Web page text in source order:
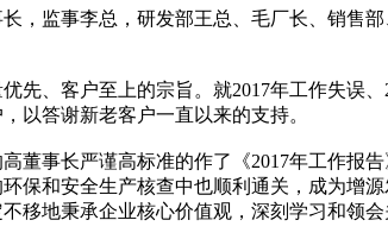
，监事李总，研发部王总、毛厂长、销售
先、客户至上的宗旨。就2017年工作失误
以答谢新老客户一直以来的支持。
董事长严谨高标准的作了《2017年工作报
保和安全生产核查中也顺利通关，成为增
移地秉承企业核心价值观，深刻学习和领